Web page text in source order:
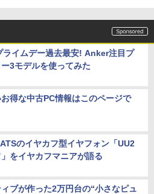
イムデー過去最安! Anker注目プ
3モデルを使ってみた
得な中古PC情報はこのページで
のイヤカフ型イヤフォン「UU2
をイヤカフマニアが語る
ブが作った2万円台の“小さなピュ